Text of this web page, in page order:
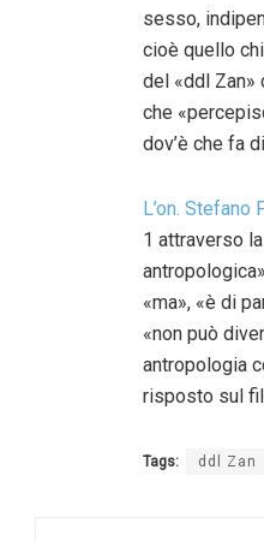
sesso,
cioè quello
del «ddl Zan»
che
dov’è che fa
L’on. Stefano
1 attraverso
«ma», «è di
«non può
antropologia
risposto sul
Tags: ddl Zan